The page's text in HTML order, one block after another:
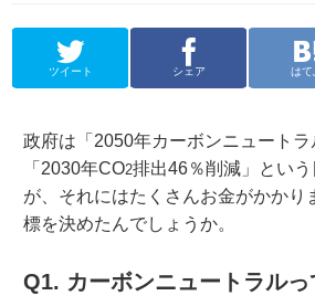
ツイート シェア はて
政府は「2050年カーボンニュートラ
「2030年CO2排出46％削減」とい
が、それにはたくさんお金がかかり
標を決めたんでしょうか。
Q1. カーボンニュートラルっ